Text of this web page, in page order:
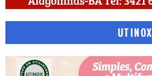
UTINOX